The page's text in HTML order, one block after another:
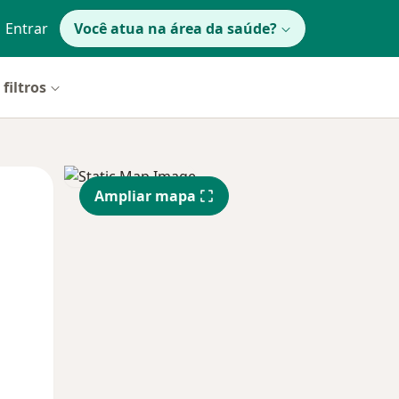
Entrar Você atua na área da saúde?
filtros
Segunda-feira Ter,
11 Ago
Qua
12 Ago
Ampliar mapa